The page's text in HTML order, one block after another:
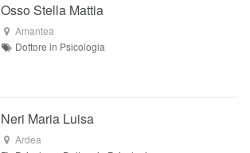
Osso Stella Mattia
Amantea
Dottore in Psicologia
Neri Maria Luisa
Ardea